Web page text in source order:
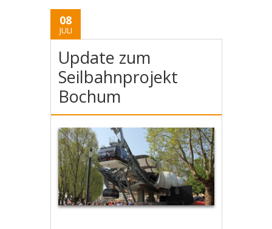
08
JULI
Update zum
Seilbahnprojekt
Bochum